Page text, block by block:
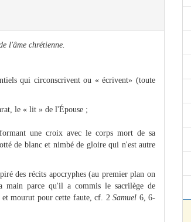
l'âme chrétienne.
qui circonscrivent ou « écri­vent» (toute
le « lit » de l'Épouse ;
une croix avec le corps mort de sa
de blanc et nimbé de gloire qui n'est autre
des récits apocryphes (au premier plan on
main parce qu'il a commis le sacrilège de
et mourut pour cette faute, cf. 2Samuel 6, 6-